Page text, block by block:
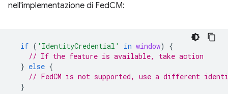
nell'implementazione di FedCM:
if ( 'IdentityCredential' in window)
{
// If the feature is available, take action
} else {
// FedCM is not supported, use a different
}